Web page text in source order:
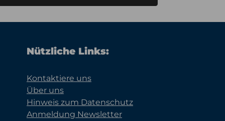
Nützliche Links:
Kontaktiere uns
Über uns
Hinweis zum Datenschutz
Anmeldung Newsletter